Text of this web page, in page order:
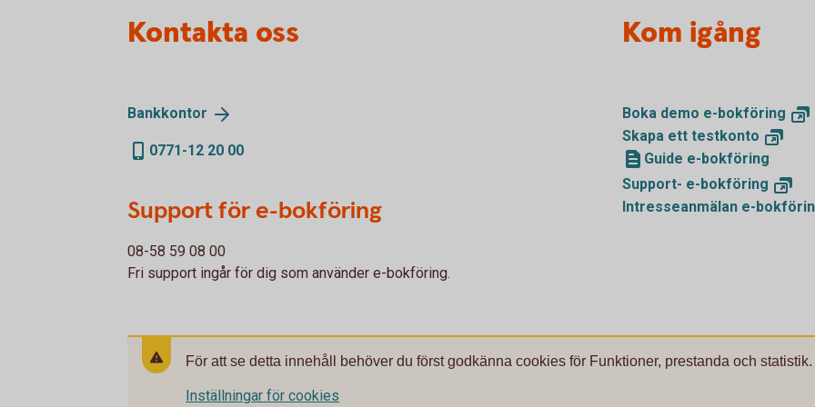
Kontakta oss
Bankkontor
0771-12 20 00
Support för e-bokföring
08-58 59 08 00
Fri support ingår för dig som använder e-bokföring.
Kom igång
Boka demo e-bokföring
Skapa ett testkonto
Guide e-bokföring
Support- e-bokföring
Intresseanmälan e-
För att se detta innehåll behöver du först godkänna cookies för Funktioner, prestanda och statistik.
Inställningar för cookies